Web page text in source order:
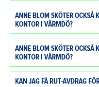
ANNE BLOM SKÖTER OCKSÅ
KONTOR I VÄRMDÖ?
ANNE BLOM SKÖTER OCKSÅ
KONTOR I VÄRMDÖ?
KAN JAG FÅ RUT-AVDRAG